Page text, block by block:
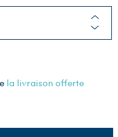
la livraison offerte